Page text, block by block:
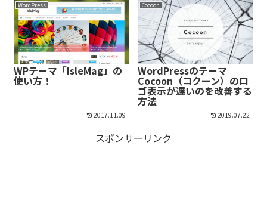
WordPress
WPテーマ「IsleMag」の
使い方！
2017.11.09
Cocoon
WordPressのテーマ
Cocoon（コクーン）のロ
ゴ表示が遅いのを改善する
方法
2019.07.22
スポンサーリンク